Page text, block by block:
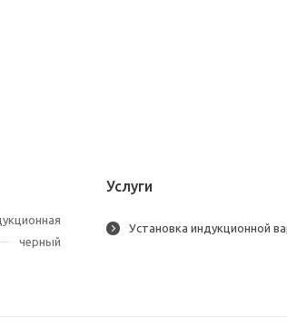
черный
Услуги
Установка индукционной